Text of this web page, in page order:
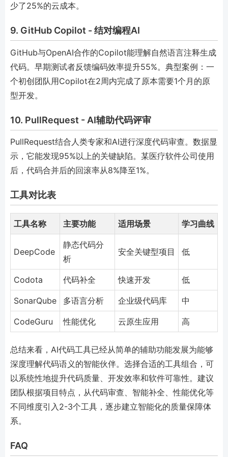
少了25%的云成本。
9. GitHub Copilot - 结对编程AI
GitHub与OpenAI合作的Copilot能理解自然语言注释生成
代码。早期测试者反馈编码效率提升55%。典型案例：一
个初创团队用Copilot在2周内完成了原本需要1个月的原
型开发。
10. PullRequest - AI辅助代码评审
PullRequest结合人类专家和AI进行深度代码审查。数据显
示，它能发现95%以上的关键缺陷。某医疗软件公司使用
后，代码合并后的回滚率从8%降至1%。
工具对比表
工具名称 主要功能 适用场景 学习曲线
DeepCode
静态代码分
析
安全关键型项目 低
Codota 代码补全 快速开发 低
SonarQube 多语言分析 企业级代码库 中
CodeGuru 性能优化 云原生应用 高
总结来看，AI代码工具已经从简单的辅助功能发展为能够
深度理解代码语义的智能伙伴。选择合适的工具组合，可
以系统性地提升代码质量、开发效率和软件可靠性。建议
团队根据项目特点，从代码审查、智能补全、性能优化等
不同维度引入2-3个工具，逐步建立智能化的质量保障体
系。
FAQ